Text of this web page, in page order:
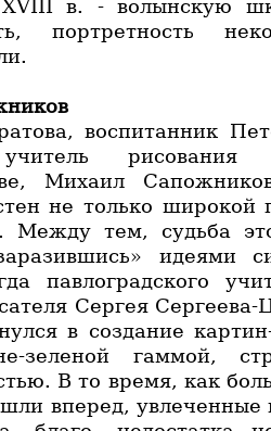
XVIII в. - волынскую
портретность
воспитанник
учитель
Михаил
не только
Между тем, судьба
идеями
павлоградского
Сергея
в создание
зеленой гаммой,
В то время, как
вперед,